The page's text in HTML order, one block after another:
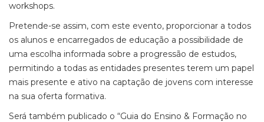
workshops.
Pretende-se assim, com este evento, proporcionar a todos
os alunos e encarregados de educação a possibilidade de
uma escolha informada sobre a progressão de estudos,
permitindo a todas as entidades presentes terem um papel
mais presente e ativo na captação de jovens com interesse
na sua oferta formativa.
Será também publicado o “Guia do Ensino & Formação no